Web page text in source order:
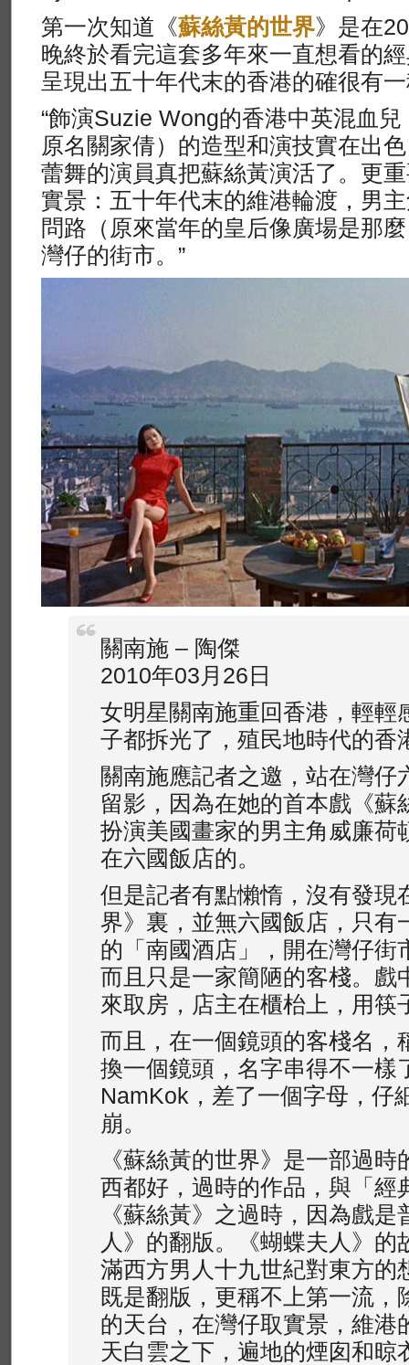
第一次知道《蘇絲黃的世界》是在
晚終於看完這套多年來一直想看的
呈現出五十年代末的香港的確很有
“飾演Suzie Wong的香港中英混血
原名關家倩）的造型和演技實在出
蕾舞的演員真把蘇絲黃演活了。更
實景：五十年代末的維港輪渡，男
問路（原來當年的皇后像廣場是那
灣仔的街市。”
關南施 – 陶傑
2010年03月26日
女明星關南施重回香港，輕輕
子都拆光了，殖民地時代的香
關南施應記者之邀，站在灣仔
留影，因為在她的首本戲《蘇
扮演美國畫家的男主角威廉荷
在六國飯店的。
但是記者有點懶惰，沒有發現
界》裏，並無六國飯店，只有
的「南國酒店」，開在灣仔街
而且只是一家簡陋的客棧。戲
來取房，店主在櫃枱上，用筷
而且，在一個鏡頭的客棧名，
換一個鏡頭，名字串得不一樣
NamKok，差了一個字母，仔
崩。
《蘇絲黃的世界》是一部過
西都好，過時的作品，與「經
《蘇絲黃》之過時，因為戲
人》的翻版。《蝴蝶夫人》的
滿西方男人十九世紀對東方的
既是翻版，更稱不上第一流，
的天台，在灣仔取實景，維港
天白雲之下，遍地的煙囱和晾